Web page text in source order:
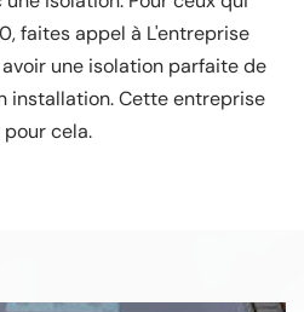
faites appel à L'entreprise
une isolation parfaite de
installation. Cette entreprise
pour cela.